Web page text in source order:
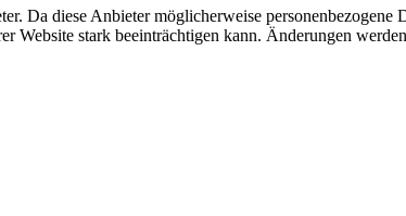
Da diese Anbieter möglicherweise personenbezogene
Website stark beeinträchtigen kann. Änderungen